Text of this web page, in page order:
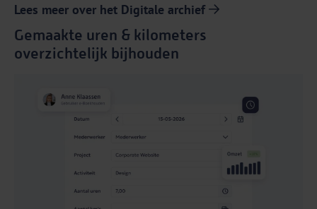
Lees meer over het Digitale archief
Gemaakte uren & kilometers
overzichtelijk bijhouden